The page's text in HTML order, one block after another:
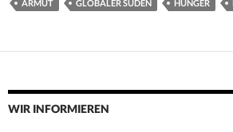
ARMUT GLOBALER SÜDEN HUNGER
WIR INFORMIEREN